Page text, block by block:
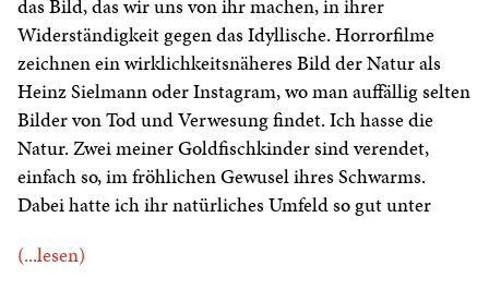
das Bild, das wir uns von ihr machen, in ihrer
Widerständigkeit gegen das Idyllische. Horrorfilme
zeichnen ein wirklichkeitsnäheres Bild der Natur als
Heinz Sielmann oder Instagram, wo man auffällig selten
Bilder von Tod und Verwesung findet. Ich hasse die
Natur. Zwei meiner Goldfischkinder sind verendet,
einfach so, im fröhlichen Gewusel ihres Schwarms.
Dabei hatte ich ihr natürliches Umfeld so gut unter
(...lesen)